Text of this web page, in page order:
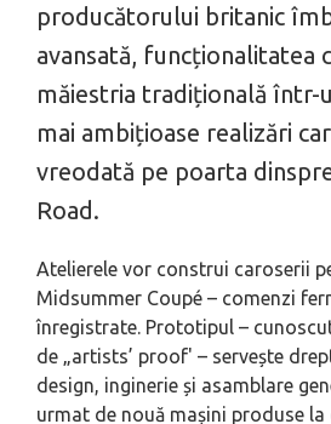
producătorului britanic
avansată, funcționalitatea
măiestria tradițională într-
mai ambițioase realizări
vreodată pe poarta
Road.
Atelierele vor construi caroserii
Midsummer Coupé – comenzi
înregistrate. Prototipul –
de „artists’ proof' – servește
design, inginerie și asamblare
urmat de nouă mașini produse